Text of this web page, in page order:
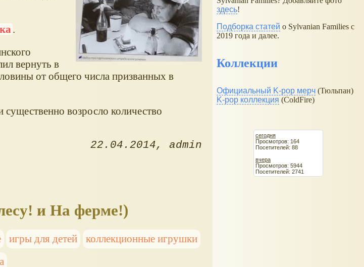
.
вернуть в
от общего числа призванных в
возросло количество
22.04.2014 admin
и На ферме!)
игры для детей
коллекционные игрушки
здесь!
Подборка статей о Sylvanian Families с
2019 года и далее.
Коллекции
Официальный K-pop мерч (Тюльпан)
K-pop коллекция (ColdFire)
сегодня
Просмотров: 164
Посетителей: 88
вчера
Просмотров: 5944
Посетителей: 2741